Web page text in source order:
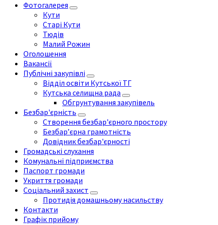
Фотогалерея
Кути
Старі Кути
Тюдів
Малий Рожин
Оголошення
Вакансії
Публічні закупівлі
Відділ освіти Кутської ТГ
Кутська селищна рада
Обгрунтування закупівель
Безбар'єрність
Створення безбар'єрного простору
Безбар’єрна грамотність
Довідник безбар'єрності
Громадські слухання
Комунальні підприємства
Паспорт громади
Укриття громади
Соціальний захист
Протидія домашньому насильству
Контакти
Графік прийому